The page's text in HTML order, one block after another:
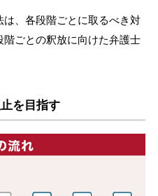
、各段階ごとに取るべき対
ごとの釈放に向けた弁護士
を目指す